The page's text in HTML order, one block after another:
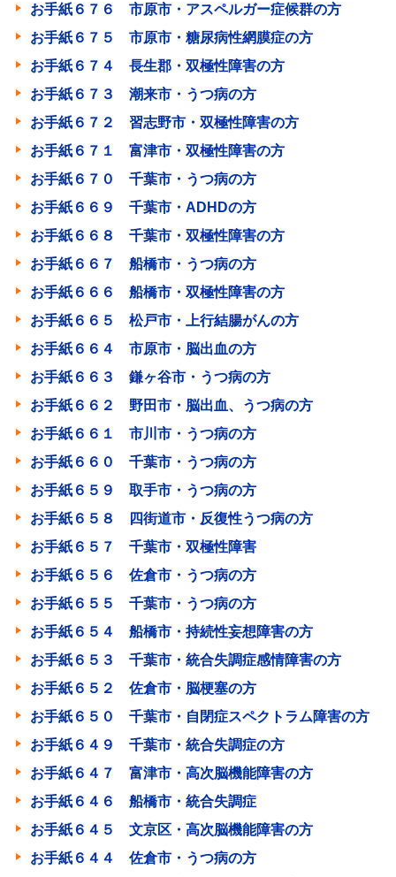
お手紙６７６ 市原市・アスペルガー症候群の方
お手紙６７５ 市原市・糖尿病性網膜症の方
お手紙６７４ 長生郡・双極性障害の方
お手紙６７３ 潮来市・うつ病の方
お手紙６７２ 習志野市・双極性障害の方
お手紙６７１ 富津市・双極性障害の方
お手紙６７０ 千葉市・うつ病の方
お手紙６６９ 千葉市・ADHDの方
お手紙６６８ 千葉市・双極性障害の方
お手紙６６７ 船橋市・うつ病の方
お手紙６６６ 船橋市・双極性障害の方
お手紙６６５ 松戸市・上行結腸がんの方
お手紙６６４ 市原市・脳出血の方
お手紙６６３ 鎌ヶ谷市・うつ病の方
お手紙６６２ 野田市・脳出血、うつ病の方
お手紙６６１ 市川市・うつ病の方
お手紙６６０ 千葉市・うつ病の方
お手紙６５９ 取手市・うつ病の方
お手紙６５８ 四街道市・反復性うつ病の方
お手紙６５７ 千葉市・双極性障害
お手紙６５６ 佐倉市・うつ病の方
お手紙６５５ 千葉市・うつ病の方
お手紙６５４ 船橋市・持続性妄想障害の方
お手紙６５３ 千葉市・統合失調症感情障害の方
お手紙６５２ 佐倉市・脳梗塞の方
お手紙６５０ 千葉市・自閉症スペクトラム障害の方
お手紙６４９ 千葉市・統合失調症の方
お手紙６４７ 富津市・高次脳機能障害の方
お手紙６４６ 船橋市・統合失調症
お手紙６４５ 文京区・高次脳機能障害の方
お手紙６４４ 佐倉市・うつ病の方